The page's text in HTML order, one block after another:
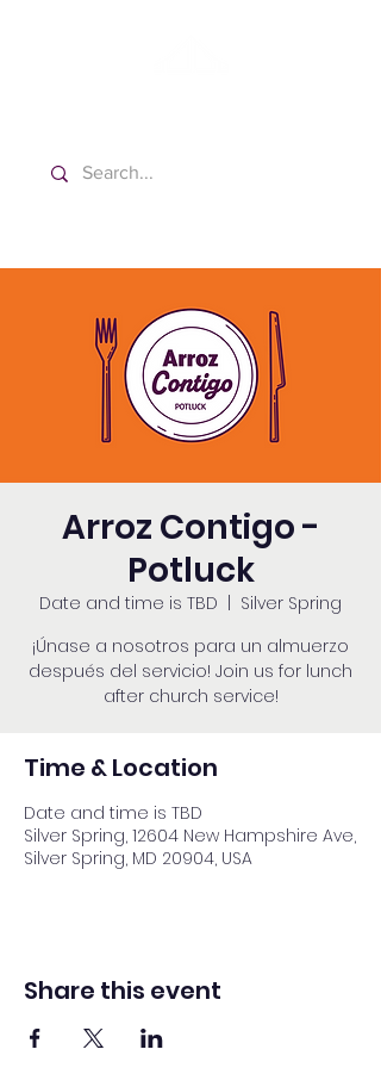
Arroz Contigo -
Potluck
Date and time is TBD
Silver Spring
¡Únase a nosotros para un almuerzo
después del servicio! Join us for lunch
after church service!
Time & Location
Date and time is TBD
Silver Spring, 12604 New Hampshire Ave,
Silver Spring, MD 20904, USA
Share this event